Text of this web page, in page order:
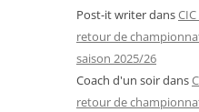
Post-it writerdans
retour de
saison 2025/26
Coach d'un soirdans
retour de